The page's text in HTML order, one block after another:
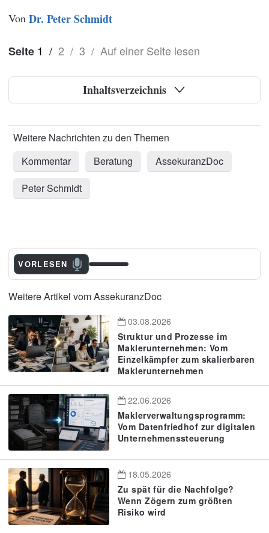
Von Dr. Peter Schmidt
Seite 1 / 2 / 3 / Auf einer Seite lesen
Inhaltsverzeichnis
Kommentar Beratung
AssekuranzDoc
Peter Schmidt
VORLESEN
Weitere Artikel vom AssekuranzDoc
03.08.2026
Struktur und Prozesse im
Maklerunternehmen: Vom
Einzelkämpfer zum skalierbaren
Maklerunternehmen
22.06.2026
Maklerverwaltungsprogramm:
Vom Datenfriedhof zur digitalen
Unternehmenssteuerung
18.05.2026
Zu spät für die Nachfolge?
Wenn Zögern zum größten
Risiko wird